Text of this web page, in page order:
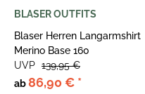
BLASER OUTFITS
Blaser Herren Langarmshirt
Merino Base 160
ab86,90 € *
UVP 139,95 €